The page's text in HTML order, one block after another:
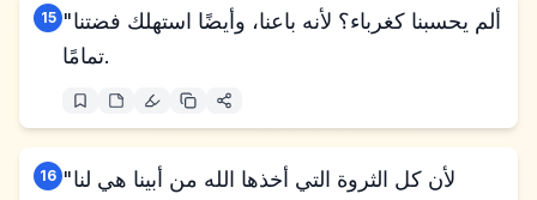
15 "ألم يحسبنا كغرباء؟ لأنه باعنا، وأيضًا استهلك فضتنا
تمامًا.
16 "لأن كل الثروة التي أخذها الله من أبينا هي لنا